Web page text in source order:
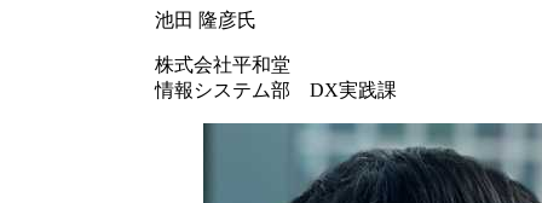
池田 隆彦氏
株式会社平和堂
情報システム部 DX実践課